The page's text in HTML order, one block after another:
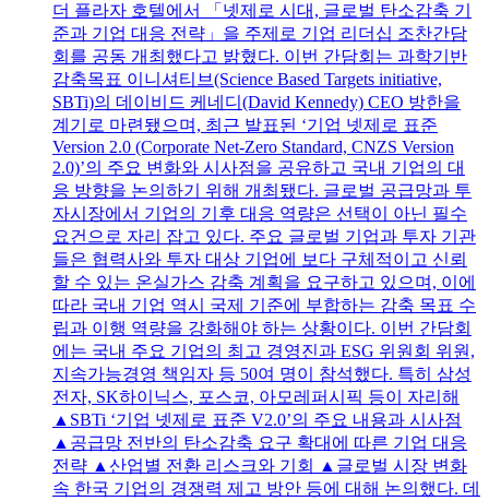
더 플라자 호텔에서 「넷제로 시대, 글로벌 탄소감축 기
준과 기업 대응 전략」을 주제로 기업 리더십 조찬간담
회를 공동 개최했다고 밝혔다. 이번 간담회는 과학기반
감축목표 이니셔티브(Science Based Targets initiative,
SBTi)의 데이비드 케네디(David Kennedy) CEO 방한을
계기로 마련됐으며, 최근 발표된 ‘기업 넷제로 표준
Version 2.0 (Corporate Net-Zero Standard, CNZS Version
2.0)’의 주요 변화와 시사점을 공유하고 국내 기업의 대
응 방향을 논의하기 위해 개최됐다. 글로벌 공급망과 투
자시장에서 기업의 기후 대응 역량은 선택이 아닌 필수
요건으로 자리 잡고 있다. 주요 글로벌 기업과 투자 기관
들은 협력사와 투자 대상 기업에 보다 구체적이고 신뢰
할 수 있는 온실가스 감축 계획을 요구하고 있으며, 이에
따라 국내 기업 역시 국제 기준에 부합하는 감축 목표 수
립과 이행 역량을 강화해야 하는 상황이다. 이번 간담회
에는 국내 주요 기업의 최고 경영진과 ESG 위원회 위원,
지속가능경영 책임자 등 50여 명이 참석했다. 특히 삼성
전자, SK하이닉스, 포스코, 아모레퍼시픽 등이 자리해
▲SBTi ‘기업 넷제로 표준 V2.0’의 주요 내용과 시사점
▲공급망 전반의 탄소감축 요구 확대에 따른 기업 대응
전략 ▲산업별 전환 리스크와 기회 ▲글로벌 시장 변화
속 한국 기업의 경쟁력 제고 방안 등에 대해 논의했다. 데